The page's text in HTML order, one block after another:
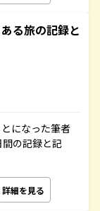
る旅の記録と
になった筆者
の記録と記
詳細を見る